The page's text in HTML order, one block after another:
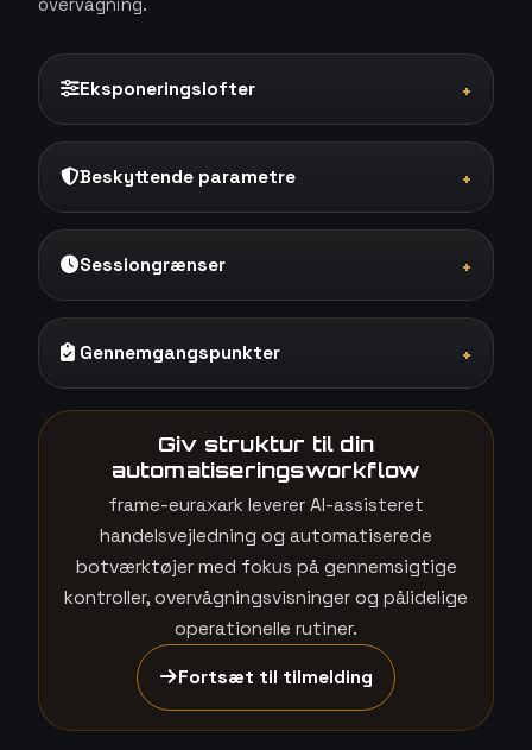
overvågning.
Eksponeringslofter +
Beskyttende parametre +
Sessiongrænser +
Gennemgangspunkter +
Giv struktur til din
automatiseringsworkflow
frame-euraxark leverer AI-assisteret
handelsvejledning og automatiserede
botværktøjer med fokus på gennemsigtige
kontroller, overvågningsvisninger og pålidelige
operationelle rutiner.
Fortsæt til tilmelding